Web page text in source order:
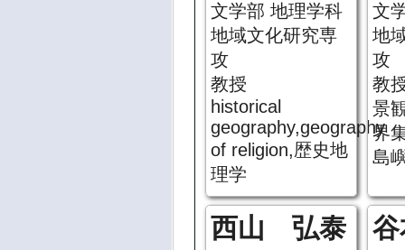
文学部 地理学科
地域文化研究専
攻
教授
historical
geography,geography
of religion,歴史地
理学
文
地
攻
教
景
界
島
西山 弘泰